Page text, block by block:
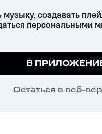
веществ, их аналогов
оборот запрещён и влечёт
ответственность.
«КИОН».
куки, чтобы на
Подробнее
ПОНЯТНО
создавать
персональными
В
Остаться в веб-